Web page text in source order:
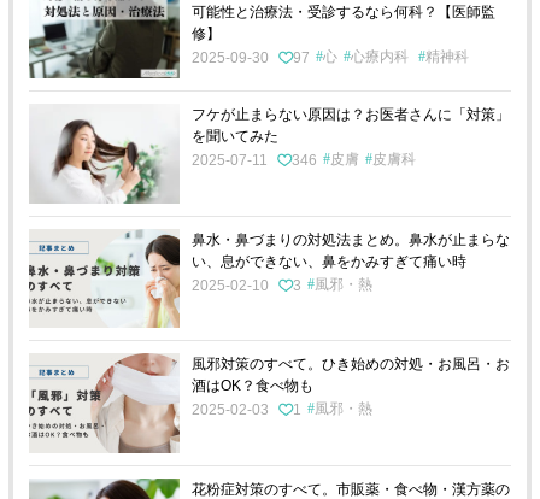
可能性と治療法・受診するなら何科？【医師監
修】
2025-09-30
97 心 心療内科 精神科
フケが止まらない原因は？お医者さんに「対策」
を聞いてみた
2025-07-11
346 皮膚 皮膚科
鼻水・鼻づまりの対処法まとめ。鼻水が止まらな
い、息ができない、鼻をかみすぎて痛い時
2025-02-10
3 風邪・熱
風邪対策のすべて。ひき始めの対処・お風呂・お
酒はOK？食べ物も
2025-02-03
1 風邪・熱
花粉症対策のすべて。市販薬・食べ物・漢方薬の